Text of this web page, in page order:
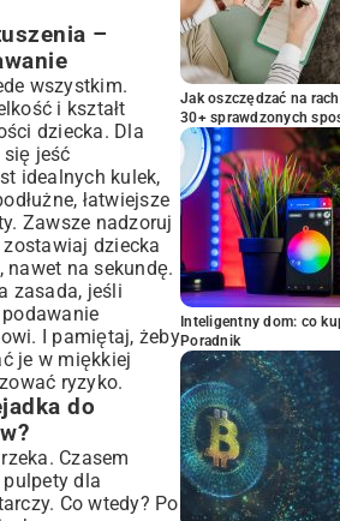
–
wszystkim.
i kształt
dziecka. Dla
jeść
idealnych kulek,
łatwiejsze
Zawsze nadzoruj
zostawiaj dziecka
nawet na sekundę.
zasada, jeśli
I pamiętaj, żeby
je w miękkiej
ryzyko.
do
Czasem
dla
Co wtedy? Po
Jak oszczędzać na
30+ sprawdzonych
Inteligentny dom: co
Poradnik